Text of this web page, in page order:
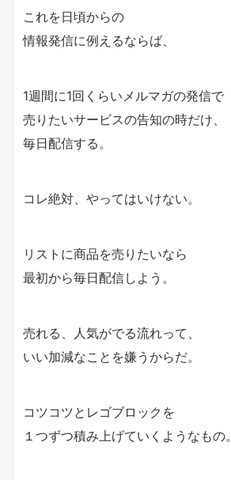
これを日頃からの
情報発信に例えるならば、
1週間に1回くらいメルマガの発信で
売りたいサービスの告知の時だけ、
毎日配信する。
コレ絶対、やってはいけない。
リストに商品を売りたいなら
最初から毎日配信しよう。
売れる、人気がでる流れって、
いい加減なことを嫌うからだ。
コツコツとレゴブロックを
１つずつ積み上げていくようなもの。